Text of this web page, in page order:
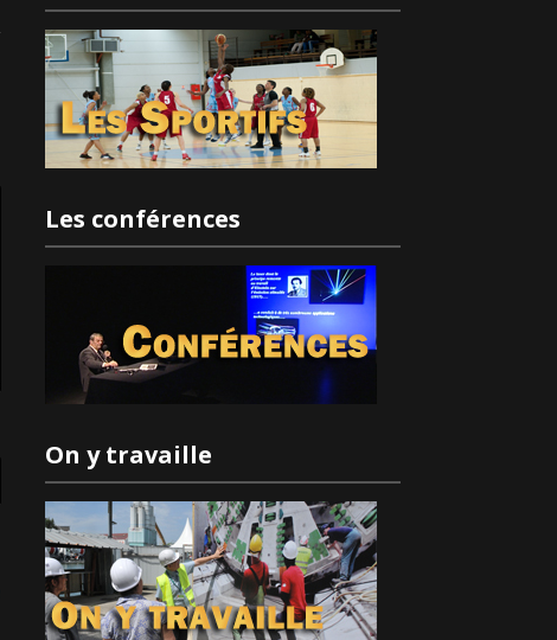
Les conférences
On y travaille